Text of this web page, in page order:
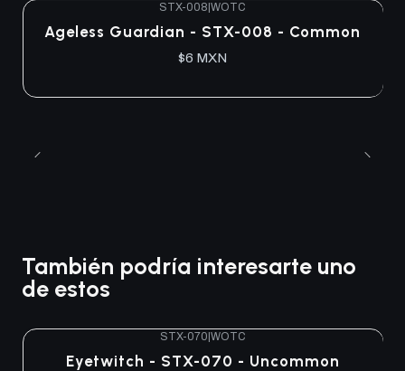
STX-008 WOTC
Ageless Guardian - STX-008 - Common
$6 MXN
También podría interesarte uno
de estos
Agotado
STX-070|WOTC
Eyetwitch - STX-070 - Uncommon